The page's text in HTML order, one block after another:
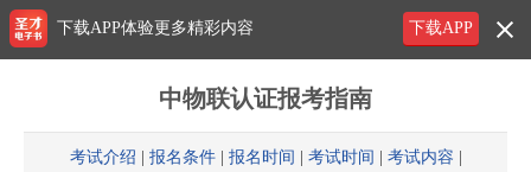
中物联认证报考指南
考试介绍 报名条件| 报名时间 考试时间 考试内容
下载APP
下载APP体验更多精彩内容